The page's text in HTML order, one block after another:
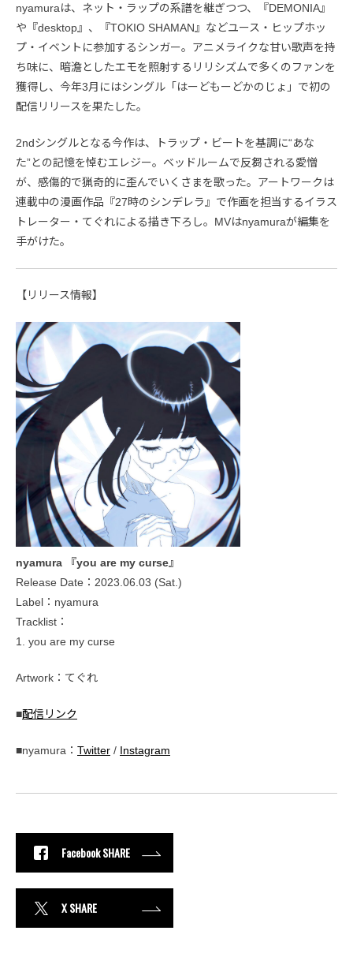
nyamuraは、ネット・ラップの系譜を継ぎつつ、『DEMONIA』
や『desktop』、『TOKIO SHAMAN』などユース・ヒップホッ
プ・イベントに参加するシンガー。アニメライクな甘い歌声を持
ち味に、暗澹としたエモを照射するリリシズムで多くのファンを
獲得し、今年3月にはシングル「はーどもーどかのじょ」で初の
配信リリースを果たした。
2ndシングルとなる今作は、トラップ・ビートを基調に“あな
た”との記憶を悼むエレジー。ベッドルームで反芻される愛憎
が、感傷的で猟奇的に歪んでいくさまを歌った。アートワークは
連載中の漫画作品『27時のシンデレラ』で作画を担当するイラス
トレーター・てぐれによる描き下ろし。MVはnyamuraが編集を
手がけた。
【リリース情報】
nyamura 『you are my curse』
Release Date：2023.06.03 (Sat.)
Label：nyamura
Tracklist：
1. you are my curse
Artwork：てぐれ
■配信リンク
■nyamura： Twitter / Instagram
Facebook SHARE
X SHARE